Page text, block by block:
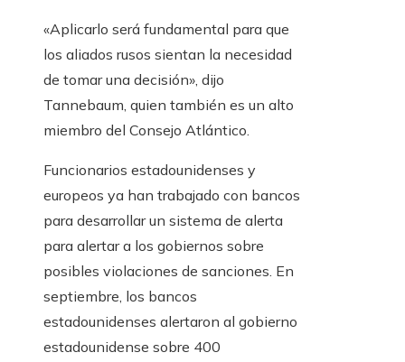
«Aplicarlo será fundamental para que
los aliados rusos sientan la necesidad
de tomar una decisión», dijo
Tannebaum, quien también es un alto
miembro del Consejo Atlántico.
Funcionarios estadounidenses y
europeos ya han trabajado con bancos
para desarrollar un sistema de alerta
para alertar a los gobiernos sobre
posibles violaciones de sanciones. En
septiembre, los bancos
estadounidenses alertaron al gobierno
estadounidense sobre 400